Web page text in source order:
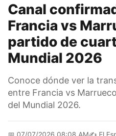
Canal
Francia vs
partido de
Mundial 2026
Conoce dónde ver la
entre Francia vs
del Mundial 2026.
📅 07/07/2026 08:08 AM✍️ El